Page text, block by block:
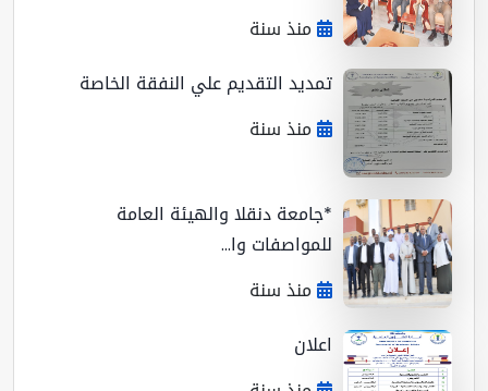
منذ سنة
تمديد التقديم علي النفقة الخاصة
منذ سنة
*جامعة دنقلا والهيئة العامة
للمواصفات وا...
منذ سنة
اعلان